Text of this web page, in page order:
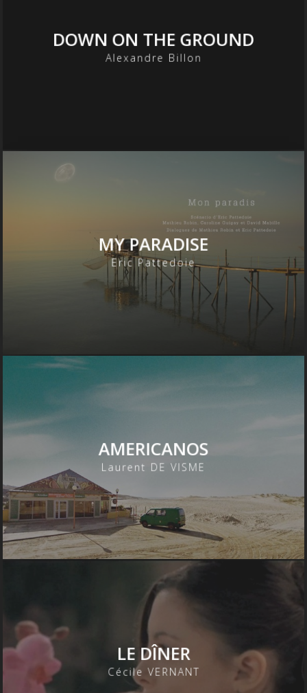
DOWN ON THE GROUND
Alexandre Billon
MY PARADISE
Eric Pattedoie
AMERICANOS
Laurent DE VISME
LE DÎNER
Cécile VERNANT